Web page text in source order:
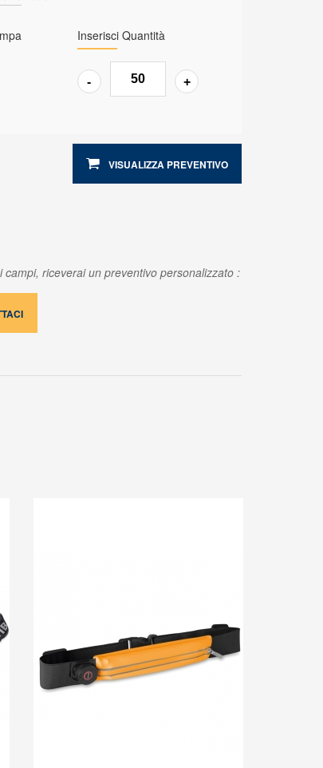
Inserisci Quantità
VISUALIZZA PREVENTIVO
riceverai un preventivo personalizzato :